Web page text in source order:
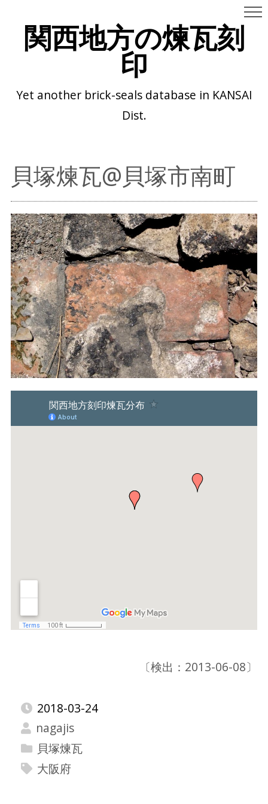
関西地方の煉瓦刻
印
Yet another brick-seals database in KANSAI
Dist.
貝塚煉瓦@貝塚市南町
〔検出：2013-06-08〕
2018-03-24
nagajis
貝塚煉瓦
大阪府